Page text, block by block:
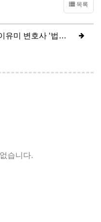
목록
이유미 변호사 ‘법률사무소 바름’ 개소, 전문적 법률서비스 제공
습니다.